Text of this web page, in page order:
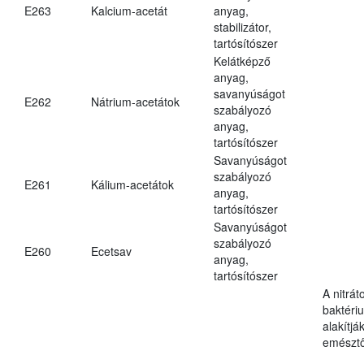
E263 Kalcium-acetát
anyag,
stabilizátor,
tartósítószer
E262 Nátrium-acetátok
Kelátképző
anyag,
savanyúságot
szabályozó
anyag,
tartósítószer
E261 Kálium-acetátok
Savanyúságot
szabályozó
anyag,
tartósítószer
E260 Ecetsav
Savanyúságot
szabályozó
anyag,
tartósítószer
A